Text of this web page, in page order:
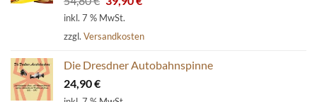
Preis
war:
54,80 €39,90 €.
inkl. 7 % MwSt.
zzgl. Versandkosten
Die Dresdner Autobahnspinne
24,90€